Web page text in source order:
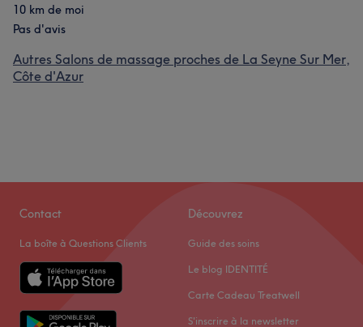
10 km de moi
Pas d'avis
Autres Salons de massage proches de La Seyne Sur Mer,
Côte d'Azur
Contact
La boîte à Questions Clients
Découvrez
Guide des soins
Le blog IDENTITÉ
Carte Cadeau Treatwell
S'inscrire à la newsletter